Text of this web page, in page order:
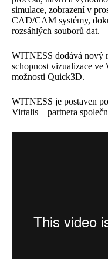
simulace, zobrazení v
CAD/CAM systémy,
rozsáhlých souborů dat.
WITNESS dodává nový
schopnost vizualizace
možnosti Quick3D.
WITNESS je postaven
Virtalis – partnera